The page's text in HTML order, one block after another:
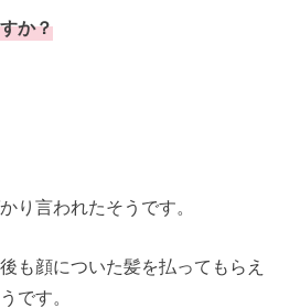
か？
り言われたそうです。
も顔についた髪を払ってもらえ
です。